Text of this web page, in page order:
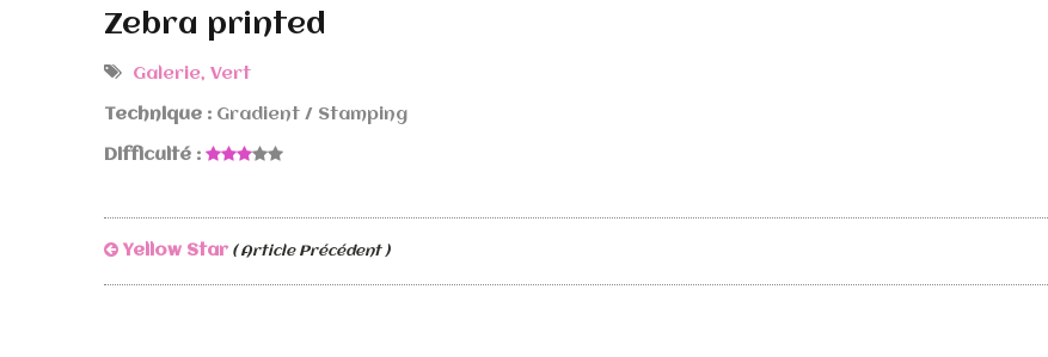
Zebra printed
Galerie, Vert
Technique : Gradient / Stamping
Difficulté :
Yellow Star ( Article Précédent )